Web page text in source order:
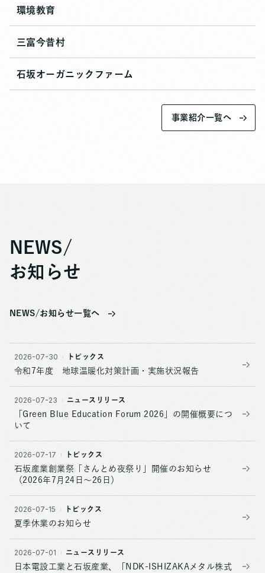
環境教育
三富今昔村
石坂オーガニックファーム
事業紹介一覧へ
NEWS/
お知らせ
NEWS/お知らせ一覧へ
2026-07-30 トピックス
令和7年度 地球温暖化対策計画・実施状況報告
2026-07-23 ニュースリリース
「Green Blue Education Forum 2026」の開催概要につ
いて
2026-07-17 トピックス
石坂産業創業祭「さんとめ夜祭り」開催のお知らせ
（2026年7月24日～26日）
2026-07-15 トピックス
夏季休業のお知らせ
2026-07-01 ニュースリリース
日本電設工業と石坂産業、「NDK-ISHIZAKAメタル株式